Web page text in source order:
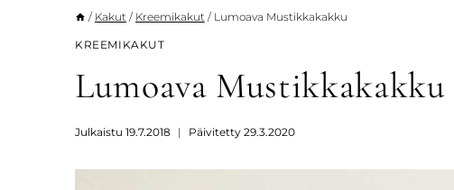
/ Kakut / Kreemikakut / Lumoava Mustikkakakku
KREEMIKAKUT
Lumoava Mustikkakakku
Julkaistu 19.7.2018 Päivitetty 29.3.2020